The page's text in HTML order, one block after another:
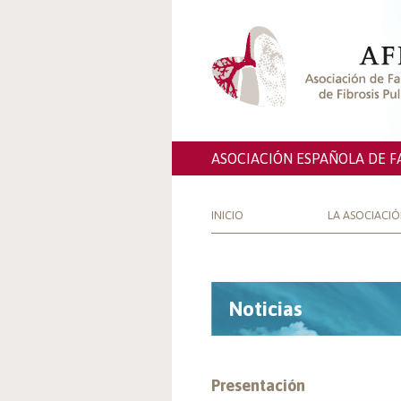
ASOCIACIÓN ESPAÑOLA DE
INICIO LA
Noticias
Presentación